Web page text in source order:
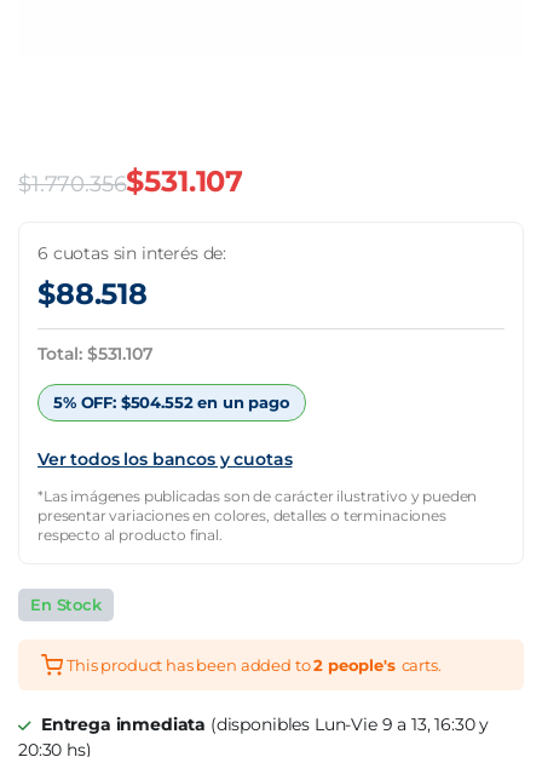
$1.770.356
precio
original
era:
$1.770.356.
$531.107
precio
actual
es:
$531.107.
6 cuotas sin interés de:
$88.518
Total: $531.107
5% OFF: $504.552en un pago
Ver todos los bancos y cuotas
*Las imágenes publicadas son de carácter ilustrativo y pueden
presentar variaciones en colores, detalles o terminaciones
respecto al producto final.
En Stock
This product has been added to2 people's carts.
Entrega inmediata (disponibles Lun-Vie 9 a 13, 16:30 y
20:30 hs)